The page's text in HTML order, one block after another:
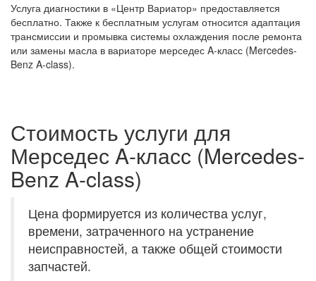
Услуга диагностики в «Центр Вариатор» предоставляется
бесплатно. Также к бесплатным услугам относится адаптация
трансмиссии и промывка системы охлаждения после ремонта
или замены масла в вариаторе мерседес A-класс (Mercedes-
Benz A-class).
Стоимость услуги для
Мерседес A-класс (Mercedes-
Benz A-class)
Цена формируется из количества услуг,
времени, затраченного на устранение
неисправностей, а также общей стоимости
запчастей.